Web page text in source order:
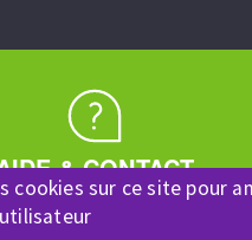
cookies sur ce site pour
& CONTACT
? Un